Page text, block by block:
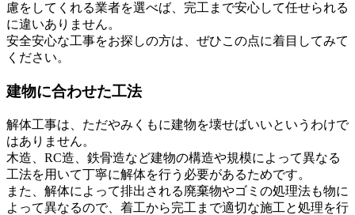
慮をしてくれる業者を選べば、完工まで安心して任せられる
に違いありません。
安全安心な工事をお探しの方は、ぜひこの点に着目してみて
ください。
建物に合わせた工法
解体工事は、ただやみくもに建物を壊せばいいというわけで
はありません。
木造、RC造、鉄骨造など建物の構造や規模によって異なる
工法を用いて丁寧に解体を行う必要があるためです。
また、解体によって排出される廃棄物やゴミの処理法も物に
よって異なるので、着工から完工まで適切な施工と処理を行